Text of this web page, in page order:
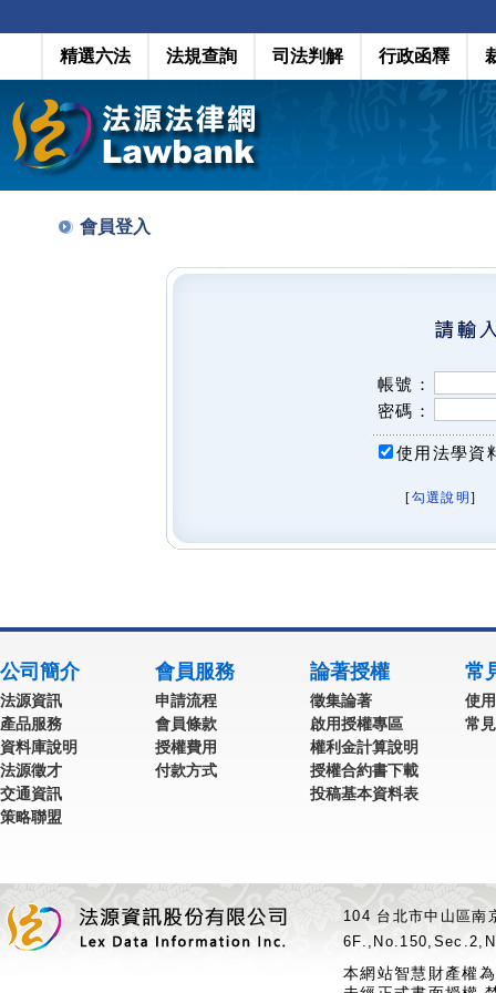
精選六法 法規查詢 司法判解 行政函釋
會員登入
帳號：
密碼：
使用法學資
[勾選說明 ]
公司簡介
法源資訊
產品服務
資料庫說明
法源徵才
交通資訊
策略聯盟
會員服務
申請流程
會員條款
授權費用
付款方式
論著授權
徵集論著
啟用授權專區
權利金計算說明
授權合約書下載
投稿基本資料表
常
使
常
104 台北市中山區
本網站智慧財產權